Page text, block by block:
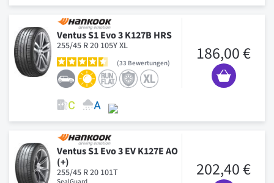
Ventus S1 Evo 3 K127B HRS
255/45 R 20 105Y XL
33 Bewertungen 186,00 €
Ventus S1 Evo 3 EV K127E AO
(+)
255/45 R 20 101T 202,40 €